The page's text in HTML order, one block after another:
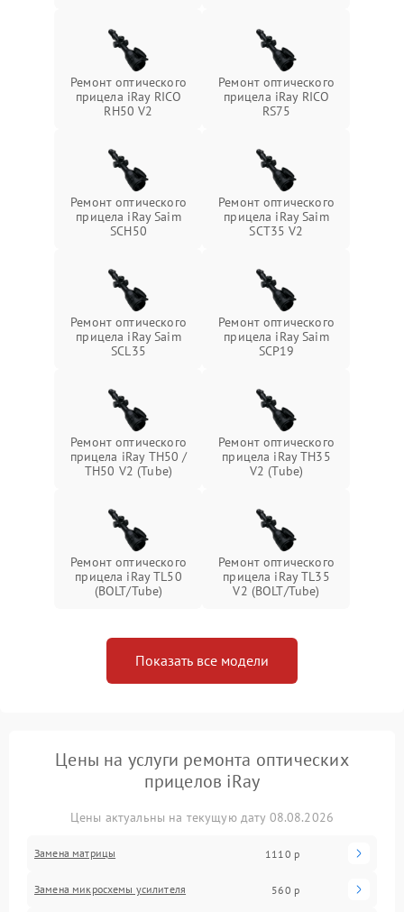
Ремонт оптического
прицела iRay RICO
RH50 V2
Ремонт оптического
прицела iRay RICO
RS75
Ремонт оптического
прицела iRay Saim
SCH50
Ремонт оптического
прицела iRay Saim
SCT35 V2
Ремонт оптического
прицела iRay Saim
SCL35
Ремонт оптического
прицела iRay Saim
SCP19
Ремонт оптического
прицела iRay TH50 /
TH50 V2 (Tube)
Ремонт оптического
прицела iRay TH35
V2 (Tube)
Ремонт оптического
прицела iRay TL50
(BOLT/Tube)
Ремонт оптического
прицела iRay TL35
V2 (BOLT/Tube)
Показать все модели
Цены на услуги ремонта оптических
прицелов iRay
Цены актуальны на текущую дату 08.08.2026
Замена матрицы 1110 р
Замена микросхемы усилителя 560 р